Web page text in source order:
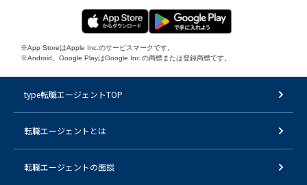
※App StoreはApple Inc.のサービスマークです。
※Android、Google PlayはGoogle Inc.の商標または登録商標です。
type転職エージェントTOP
転職エージェントとは
転職エージェントの面談